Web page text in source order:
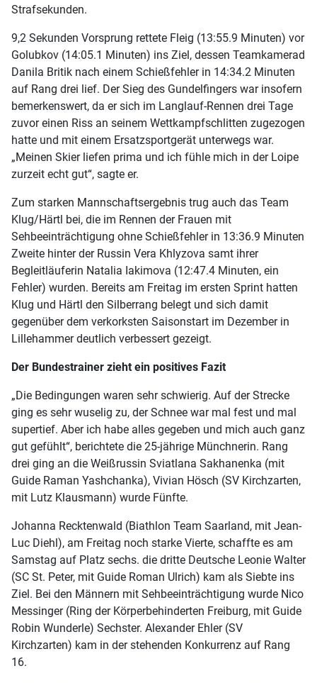
Strafsekunden.
9,2 Sekunden Vorsprung rettete Fleig (13:55.9 Minuten) vor
Golubkov (14:05.1 Minuten) ins Ziel, dessen Teamkamerad
Danila Britik nach einem Schießfehler in 14:34.2 Minuten
auf Rang drei lief. Der Sieg des Gundelfingers war insofern
bemerkenswert, da er sich im Langlauf-Rennen drei Tage
zuvor einen Riss an seinem Wettkampfschlitten zugezogen
hatte und mit einem Ersatzsportgerät unterwegs war.
„Meinen Skier liefen prima und ich fühle mich in der Loipe
zurzeit echt gut“, sagte er.
Zum starken Mannschaftsergebnis trug auch das Team
Klug/Härtl bei, die im Rennen der Frauen mit
Sehbeeinträchtigung ohne Schießfehler in 13:36.9 Minuten
Zweite hinter der Russin Vera Khlyzova samt ihrer
Begleitläuferin Natalia Iakimova (12:47.4 Minuten, ein
Fehler) wurden. Bereits am Freitag im ersten Sprint hatten
Klug und Härtl den Silberrang belegt und sich damit
gegenüber dem verkorksten Saisonstart im Dezember in
Lillehammer deutlich verbessert gezeigt.
Der Bundestrainer zieht ein positives Fazit
„Die Bedingungen waren sehr schwierig. Auf der Strecke
ging es sehr wuselig zu, der Schnee war mal fest und mal
supertief. Aber ich habe alles gegeben und mich auch ganz
gut gefühlt“, berichtete die 25-jährige Münchnerin. Rang
drei ging an die Weißrussin Sviatlana Sakhanenka (mit
Guide Raman Yashchanka), Vivian Hösch (SV Kirchzarten,
mit Lutz Klausmann) wurde Fünfte.
Johanna Recktenwald (Biathlon Team Saarland, mit Jean-
Luc Diehl), am Freitag noch starke Vierte, schaffte es am
Samstag auf Platz sechs. die dritte Deutsche Leonie Walter
(SC St. Peter, mit Guide Roman Ulrich) kam als Siebte ins
Ziel. Bei den Männern mit Sehbeeinträchtigung wurde Nico
Messinger (Ring der Körperbehinderten Freiburg, mit Guide
Robin Wunderle) Sechster. Alexander Ehler (SV
Kirchzarten) kam in der stehenden Konkurrenz auf Rang
16.